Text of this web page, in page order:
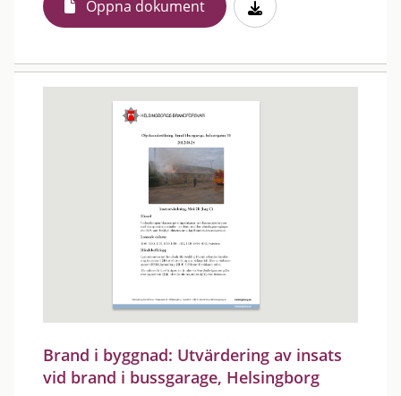
Öppna dokument
Brand i byggnad: Utvärdering av insats
vid brand i bussgarage, Helsingborg